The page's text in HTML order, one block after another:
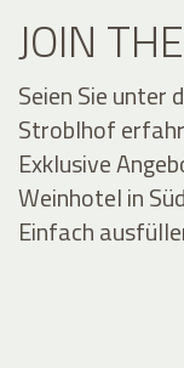
JOIN
Seien Sie unter
Stroblhof
Exklusive
Weinhotel in
Einfach